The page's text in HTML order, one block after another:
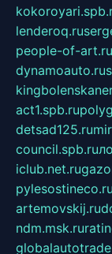
lenderoq.ru
people-of-art.ru
dynamoauto.ru
act1.spb.ru
detsad125.ru
council.spb.ru
iclub.net.ru
pylesostineco.ru
artemovskij.ru
ndm.msk.ru